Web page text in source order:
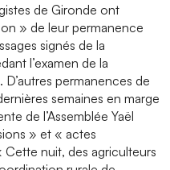
de Gironde ont
» de leur permanence
signés de la
l’examen de la
permanences de
semaines en marge
de l’Assemblée Yaël
» et « actes
Cette nuit, des agriculteurs